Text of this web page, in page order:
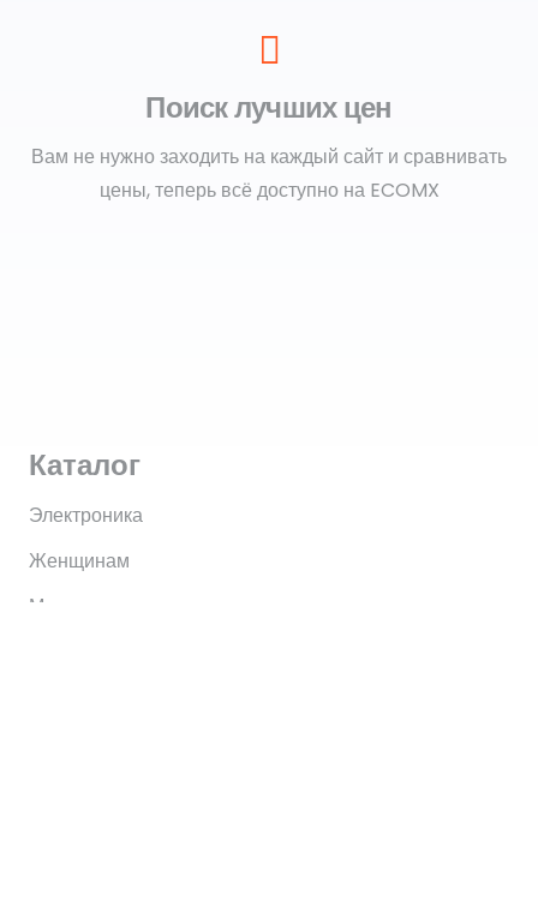
Поиск лучших цен
Вам не нужно заходить на каждый сайт и сравнивать
цены, теперь всё доступно на ECOMX
Каталог
Электроника
Женщинам
Мужчинам